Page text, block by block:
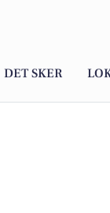
DET SKER